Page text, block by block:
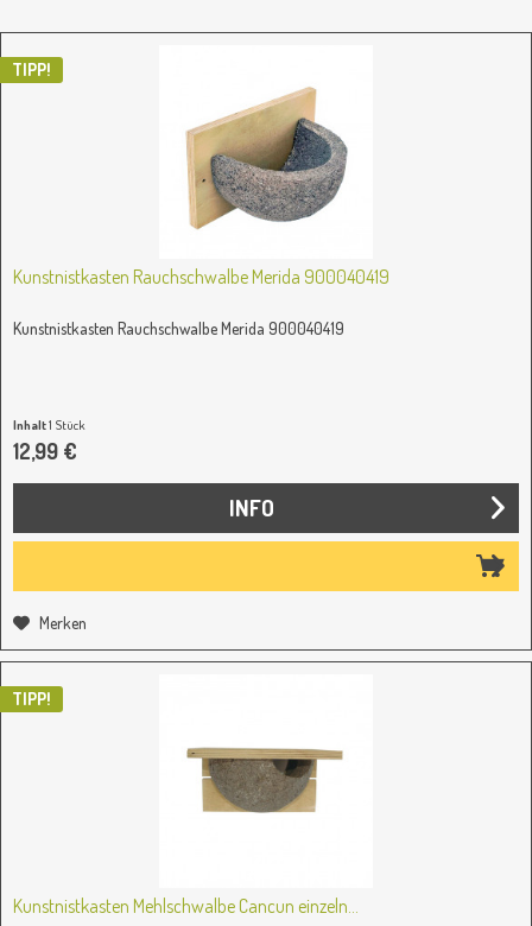
TIPP!
Kunstnistkasten Rauchschwalbe Merida 900040419
Kunstnistkasten Rauchschwalbe Merida 900040419
Inhalt1 Stück
12,99 €
INFO
Merken
TIPP!
Kunstnistkasten Mehlschwalbe Cancun einzeln...